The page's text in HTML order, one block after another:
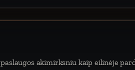
akimirksniu kaip eilinėje